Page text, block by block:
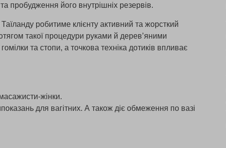
пробудження його внутрішніх резервів.
робитиме клієнту активний та жорсткий
такої процедури руками й дерев’яними
та стопи, а точкова техніка дотиків впливає
жінки.
для вагітних. А також діє обмеження по вазі